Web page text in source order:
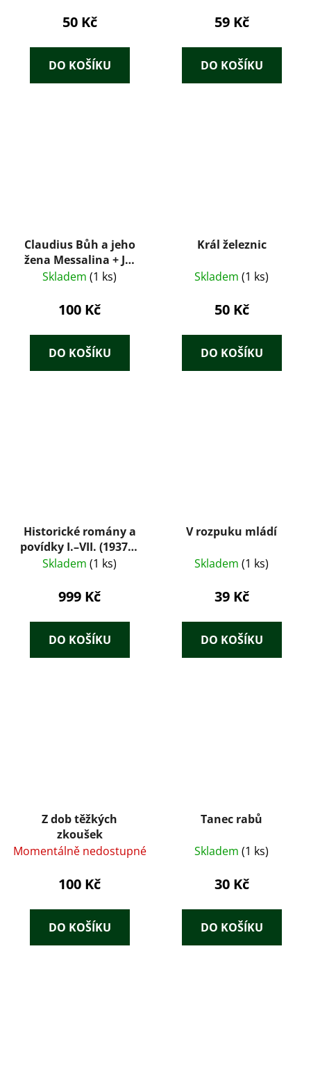
50 Kč
DO KOŠÍKU
59 Kč
DO KOŠÍKU
Claudius Bůh a jeho
žena Messalina + Já,
Claudius
Skladem (1 ks)
100 Kč
DO KOŠÍKU
Král železnic
Skladem (1 ks)
50 Kč
DO KOŠÍKU
Historické romány a
povídky I.–VII. (1937) –
Václav Beneš
svazků, ilustrace
Skladem (1 ks)
999 Kč
DO KOŠÍKU
V rozpuku mládí
Skladem (1 ks)
39 Kč
DO KOŠÍKU
Z dob těžkých
zkoušek
Momentálně nedostupné
100 Kč
DO KOŠÍKU
Tanec rabů
Skladem (1 ks)
30 Kč
DO KOŠÍKU